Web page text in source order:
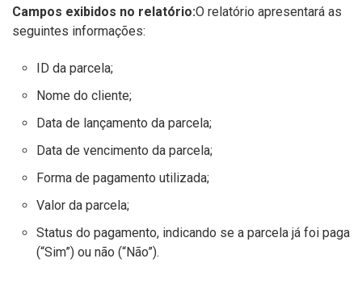
Campos exibidos no relatório:O relatório apresentará as
seguintes informações:
ID da parcela;
Nome do cliente;
Data de lançamento da parcela;
Data de vencimento da parcela;
Forma de pagamento utilizada;
Valor da parcela;
Status do pagamento, indicando se a parcela já foi paga
(“Sim”) ou não (“Não”).